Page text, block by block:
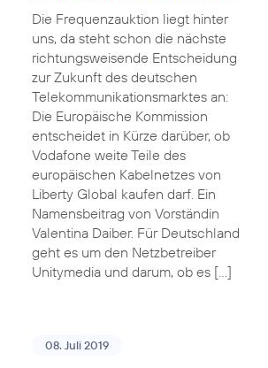
Die Frequenzauktion liegt hinter
uns, da steht schon die nächste
richtungsweisende Entscheidung
zur Zukunft des deutschen
Telekommunikationsmarktes an:
Die Europäische Kommission
entscheidet in Kürze darüber, ob
Vodafone weite Teile des
europäischen Kabelnetzes von
Liberty Global kaufen darf. Ein
Namensbeitrag von Vorständin
Valentina Daiber. Für Deutschland
geht es um den Netzbetreiber
Unitymedia und darum, ob es […]
08. Juli 2019